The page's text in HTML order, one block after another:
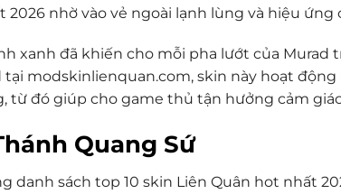
2026 nhờ vào vẻ ngoài lạnh lùng và hiệu
xanh đã khiến cho mỗi pha lướt của Murad
tại modskinlienquan.com, skin này hoạt
từ đó giúp cho game thủ tận hưởng cảm
Quang Sứ
danh sách top 10 skin Liên Quân hot nhất